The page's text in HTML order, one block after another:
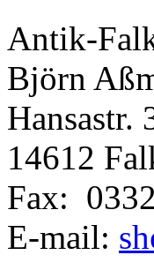
Antik-
Björn
Hansastr.
14612
Fax:
E-mail: